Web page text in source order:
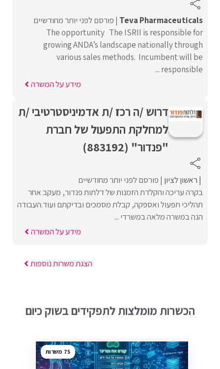
Teva Pharmaceuticals פורסם לפני יותר מחודשיים
The opportunity The ISRII is responsible for
growing ANDA’s landscape nationally through
various sales methods. Incumbent will be
responsible ...
מידע על המשרה
דרוש /ה רכז /ת אדמיניסטרטיבי /ת
למחלקת התפעול של חברת
"פנדור" (883192)
ראשון לציון פורסם לפני יותר מחודשיים
בקרה עריכה והקלדת הזמנות של דלתות פנדור, מעקב אחר
תהליכי תפעול ואספקה, קבלת מסמכים ובדיקתם ועוד.העבודה
הנה במשרה מלאה במשרדי ...
מידע על המשרה
הצגת משרות נוספות
הכשרות מומלצות לתפקידים בשוק כיום
75